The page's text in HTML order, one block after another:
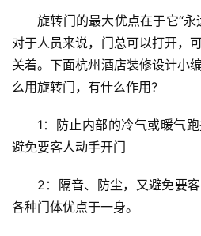
首
入
旋转门的最大优点在于它“
对于人员来说，门总可以打开，
关着。下面杭州酒店装修设计小
么用旋转门，有什么作用?
1：防止内部的冷气或暖气
避免要客人动手开门
2：隔音、防尘，又避免要
各种门体优点于一身。